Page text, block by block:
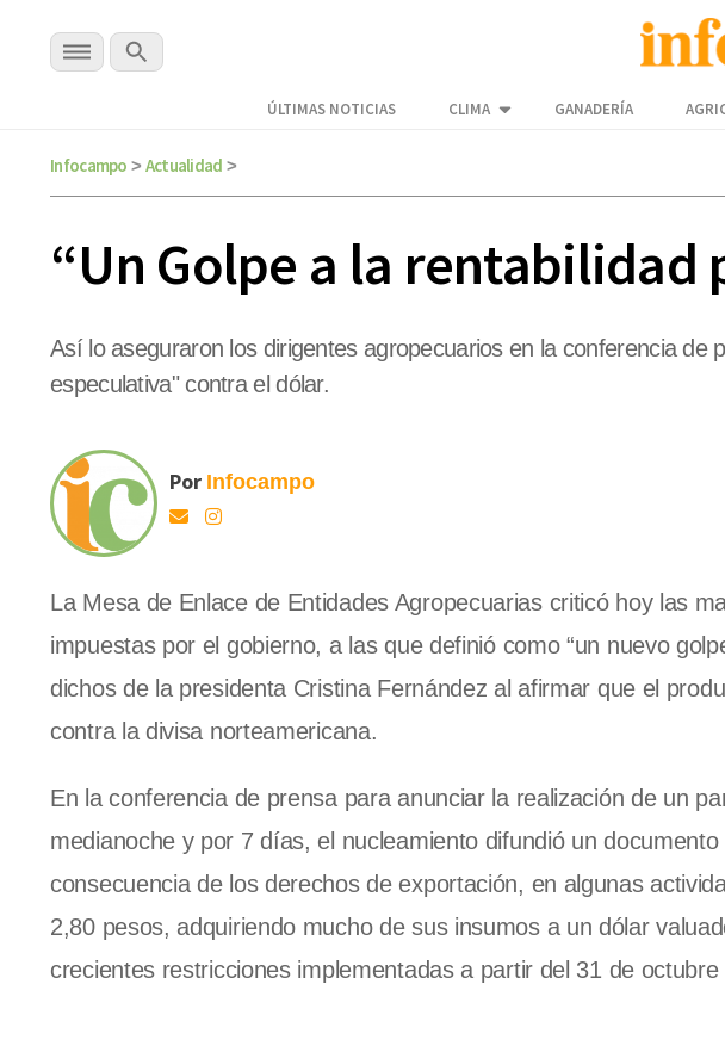
ÚLTIMAS NOTICIAS CLIMA GANADERÍA
Infocampo > Actualidad >
“Un Golpe a la rentabilidad
Así lo aseguraron los dirigentes agropecuarios en la conferencia
especulativa" contra el dólar.
Por Infocampo
La Mesa de Enlace de Entidades Agropecuarias criticó hoy las
impuestas por el gobierno, a las que definió como “un nuevo
dichos de la presidenta Cristina Fernández al afirmar que el
contra la divisa norteamericana.
En la conferencia de prensa para anunciar la realización de un
medianoche y por 7 días, el nucleamiento difundió un
consecuencia de los derechos de exportación, en algunas
2,80 pesos, adquiriendo mucho de sus insumos a un dólar
crecientes restricciones implementadas a partir del 31 de octubre